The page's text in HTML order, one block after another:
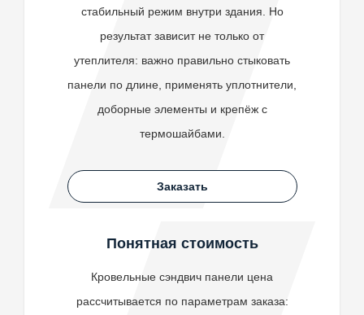
стабильный режим внутри здания. Но
результат зависит не только от
утеплителя: важно правильно стыковать
панели по длине, применять уплотнители,
доборные элементы и крепёж с
термошайбами.
Заказать
Понятная стоимость
Кровельные сэндвич панели цена
рассчитывается по параметрам заказа: